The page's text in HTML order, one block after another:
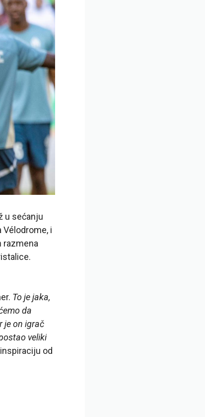
u sećanju
Vélodrome, i
razmena
To je jaka,
da
je on igrač
veliki
od